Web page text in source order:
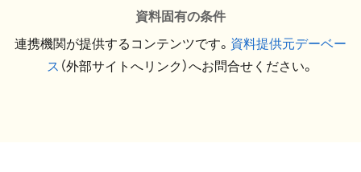
資料固有の条件
連携機関が提供するコンテンツです。 資料提供元デーベー
ス （外部サイトへリンク）へお問合せください。